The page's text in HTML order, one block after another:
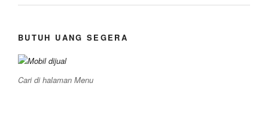
BUTUH UANG SEGERA
Cari di halaman Menu